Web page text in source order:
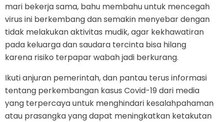
mari bekerja sama, bahu membahu untuk mencegah
virus ini berkembang dan semakin menyebar dengan
tidak melakukan aktivitas mudik, agar kekhawatiran
pada keluarga dan saudara tercinta bisa hilang
karena risiko terpapar wabah jadi berkurang.
Ikuti anjuran pemerintah, dan pantau terus informasi
tentang perkembangan kasus Covid-19 dari media
yang terpercaya untuk menghindari kesalahpahaman
atau prasangka yang dapat meningkatkan ketakutan